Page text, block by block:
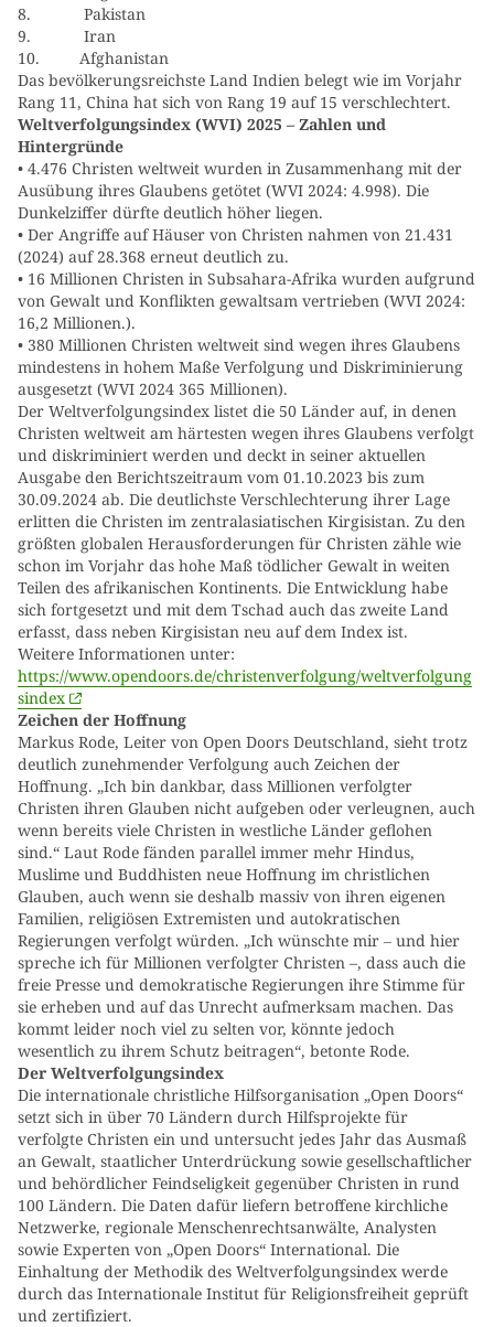
8. Pakistan
9. Iran
10. Afghanistan
Das bevölkerungsreichste Land Indien belegt wie im Vorjahr
Rang 11, China hat sich von Rang 19 auf 15 verschlechtert.
Weltverfolgungsindex (WVI) 2025 – Zahlen und
Hintergründe
• 4.476 Christen weltweit wurden in Zusammenhang mit der
Ausübung ihres Glaubens getötet (WVI 2024: 4.998). Die
Dunkelziffer dürfte deutlich höher liegen.
• Der Angriffe auf Häuser von Christen nahmen von 21.431
(2024) auf 28.368 erneut deutlich zu.
• 16 Millionen Christen in Subsahara-Afrika wurden aufgrund
von Gewalt und Konflikten gewaltsam vertrieben (WVI 2024:
16,2 Millionen.).
• 380 Millionen Christen weltweit sind wegen ihres Glaubens
mindestens in hohem Maße Verfolgung und Diskriminierung
ausgesetzt (WVI 2024 365 Millionen).
Der Weltverfolgungsindex listet die 50 Länder auf, in denen
Christen weltweit am härtesten wegen ihres Glaubens verfolgt
und diskriminiert werden und deckt in seiner aktuellen
Ausgabe den Berichtszeitraum vom 01.10.2023 bis zum
30.09.2024 ab. Die deutlichste Verschlechterung ihrer Lage
erlitten die Christen im zentralasiatischen Kirgisistan. Zu den
größten globalen Herausforderungen für Christen zähle wie
schon im Vorjahr das hohe Maß tödlicher Gewalt in weiten
Teilen des afrikanischen Kontinents. Die Entwicklung habe
sich fortgesetzt und mit dem Tschad auch das zweite Land
erfasst, dass neben Kirgisistan neu auf dem Index ist.
Weitere Informationen unter:
https://www.opendoors.de/christenverfolgung/weltverfolgung
sindex
Zeichen der Hoffnung
Markus Rode, Leiter von Open Doors Deutschland, sieht trotz
deutlich zunehmender Verfolgung auch Zeichen der
Hoffnung. „Ich bin dankbar, dass Millionen verfolgter
Christen ihren Glauben nicht aufgeben oder verleugnen, auch
wenn bereits viele Christen in westliche Länder geflohen
sind.“ Laut Rode fänden parallel immer mehr Hindus,
Muslime und Buddhisten neue Hoffnung im christlichen
Glauben, auch wenn sie deshalb massiv von ihren eigenen
Familien, religiösen Extremisten und autokratischen
Regierungen verfolgt würden. „Ich wünschte mir ‒ und hier
spreche ich für Millionen verfolgter Christen –, dass auch die
freie Presse und demokratische Regierungen ihre Stimme für
sie erheben und auf das Unrecht aufmerksam machen. Das
kommt leider noch viel zu selten vor, könnte jedoch
wesentlich zu ihrem Schutz beitragen“, betonte Rode.
Der Weltverfolgungsindex
Die internationale christliche Hilfsorganisation „Open Doors“
setzt sich in über 70 Ländern durch Hilfsprojekte für
verfolgte Christen ein und untersucht jedes Jahr das Ausmaß
an Gewalt, staatlicher Unterdrückung sowie gesellschaftlicher
und behördlicher Feindseligkeit gegenüber Christen in rund
100 Ländern. Die Daten dafür liefern betroffene kirchliche
Netzwerke, regionale Menschenrechtsanwälte, Analysten
sowie Experten von „Open Doors“ International. Die
Einhaltung der Methodik des Weltverfolgungsindex werde
durch das Internationale Institut für Religionsfreiheit geprüft
und zertifiziert.